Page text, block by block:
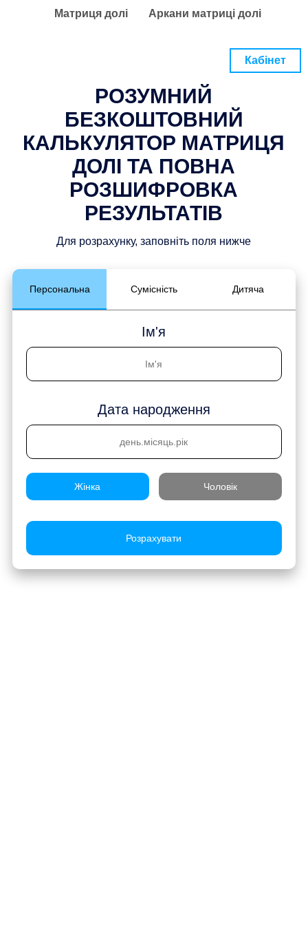
Матриця долі Аркани матриці долі
Кабінет
РОЗУМНИЙ
БЕЗКОШТОВНИЙ
КАЛЬКУЛЯТОР МАТРИЦЯ
ДОЛІ ТА ПОВНА
РОЗШИФРОВКА
РЕЗУЛЬТАТІВ
Для розрахунку, заповніть поля нижче
Персональна Сумісність Дитяча
Ім'я
Дата народження
Жінка Чоловік
Розрахувати